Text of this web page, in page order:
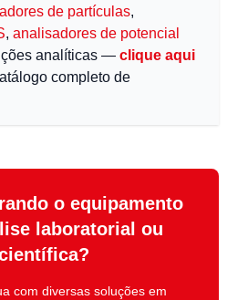
de partículas,
, analisadores de potencial
analíticas — clique aqui
completo de
o equipamento
laboratorial ou
com diversas soluções em